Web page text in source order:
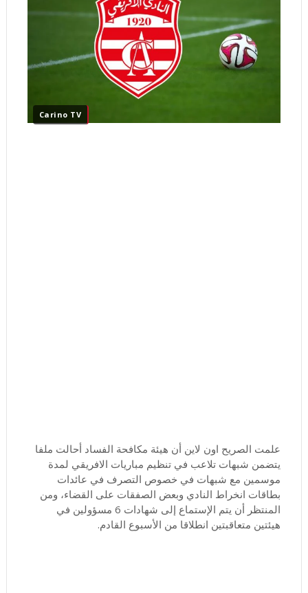
Carino TV
علمت الصريح اون لاين أن هيئة مكافحة الفساد أحالت ملفا
يتضمن شبهات تلاعب في تنظيم مباريات الافريقي لمدة
موسمين مع شبهات في خصوص التصرف في عائدات
بطاقات انخراط النادي وبعض الصفقات على القضاء، ومن
المنتظر أن يتم الإستماع إلى شهادات 6 مسؤولين في
هيئتين متعاقبتين انطلاقا من الأسبوع القادم.